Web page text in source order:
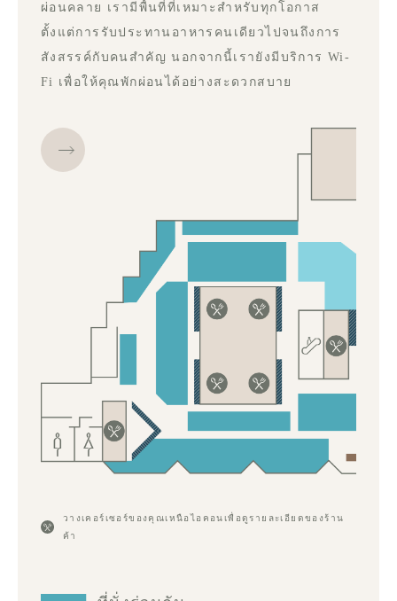
ผ่อนคลาย เรามีพื้นที่ที่เหมาะสำหรับทุกโอกาส
ตั้งแต่การรับประทานอาหารคนเดียวไปจนถึงการ
สังสรรค์กับคนสำคัญ นอกจากนี้เรายังมีบริการ Wi-
Fi เพื่อให้คุณพักผ่อนได้อย่างสะดวกสบาย
วางเคอร์เซอร์ของคุณเหนือไอคอนเพื่อดูรายละเอียดของร้าน
ค้า